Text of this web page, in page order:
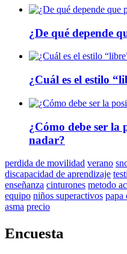
¿De qué depende
¿Cuál es el estilo
¿Cómo debe ser la
nadar?
perdida de movilidad verano
discapacidad de aprendizaje
enseñanza cinturones metodo
equipo niños superactivos papa
asma precio
Encuesta